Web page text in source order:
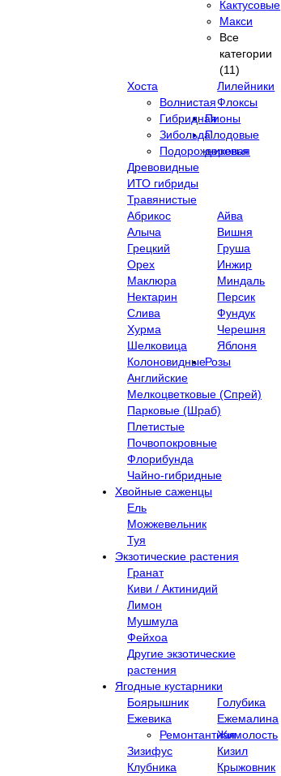
Кактусовые
Макси
Все
категории
(11)
Хоста
Волнистая
Гибридная
Зибольда
Подорожниковая
Лилейники
Флоксы
Пионы
Древовидные
ИТО гибриды
Травянистые
Плодовые
деревья
Абрикос
Айва
Алыча
Вишня
Грецкий
Орех
Груша
Инжир
Маклюра
Миндаль
Нектарин
Персик
Слива
Фундук
Хурма
Черешня
Шелковица
Яблоня
КолоновидныеРозы
Английские
Мелкоцветковые (Спрей)
Парковые (Шраб)
Плетистые
Почвопокровные
Флорибунда
Чайно-гибридные
Хвойные саженцы
Ель
Можжевельник
Туя
Экзотические растения
Гранат
Киви / Актинидий
Лимон
Мушмула
Фейхоа
Другие экзотические
растения
Ягодные кустарники
Боярышник
Голубика
Ежевика
Ремонтантная
Ежемалина
Жимолость
Зизифус
Кизил
Клубника
Крыжовник